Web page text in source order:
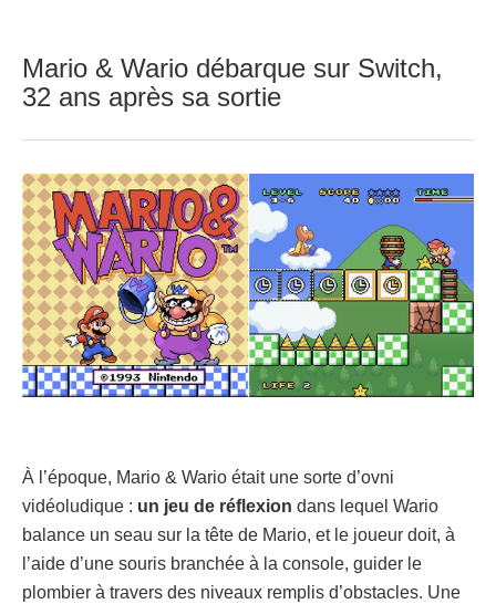
Mario & Wario débarque sur Switch,
32 ans après sa sortie
À l’époque, Mario & Wario était une sorte d’ovni
vidéoludique : un jeu de réflexion dans lequel Wario
balance un seau sur la tête de Mario, et le joueur doit, à
l’aide d’une souris branchée à la console, guider le
plombier à travers des niveaux remplis d’obstacles. Une